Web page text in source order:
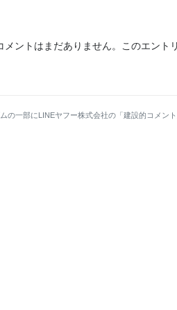
メントはまだありません。 このエント
の一部にLINEヤフー株式会社の「建設的コメン